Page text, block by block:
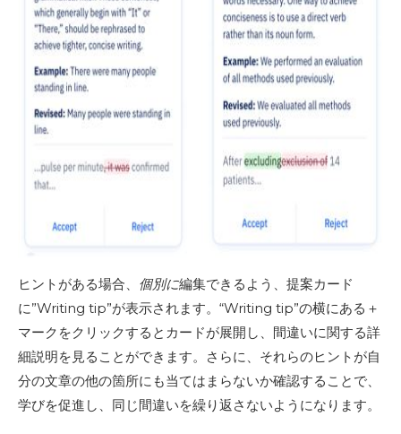
ヒントがある場合、 個別に編集できるよう、提案カード
に”Writing tip”が表示されます。“Writing tip”の横にある＋
マークをクリックするとカードが展開し、間違いに関する詳
細説明を見ることができます。さらに、それらのヒントが自
分の文章の他の箇所にも当てはまらないか確認することで、
学びを促進し、同じ間違いを繰り返さないようになります。